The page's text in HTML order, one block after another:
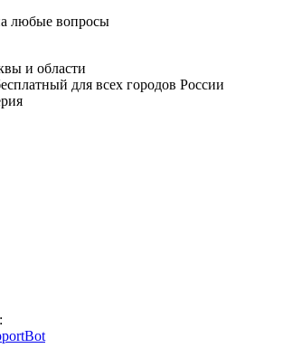
любые вопросы
и области
для всех городов России